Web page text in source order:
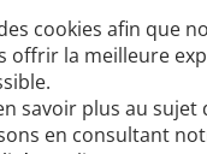
cookies afin que
offrir la meilleure
savoir plus au sujet
en consultant